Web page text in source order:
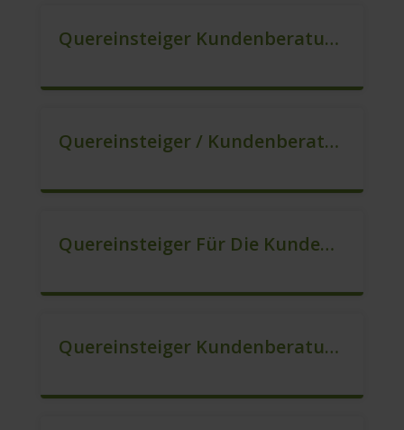
Quereinsteiger Kundenberatung (Außendienst) (m/w/d)
Quereinsteiger / Kundenberatung (B2C) (m/w/d)
Quereinsteiger Für Die Kundenberatung (m/w/d)
Quereinsteiger Kundenberatung Im Außendienst (m/w/d)